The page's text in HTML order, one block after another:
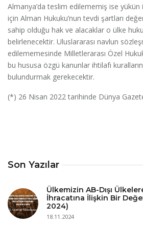
Son Yazılar
Ülkemizin AB-Dışı
İhracatına İlişkin Bir
2024)
18.11.2024
Almanya’da teslim edilememiş ise
için Alman Hukuku’nun tevdi şartları
sahip olduğu hak ve alacaklar o ülke
belirlenecektir. Uluslararası navlun
edilememesinde Milletlerarası Özel
bu hususa özgü kanunlar ihtilafı
bulundurmak gerekecektir.
(*) 26 Nisan 2022 tarihinde Dünya